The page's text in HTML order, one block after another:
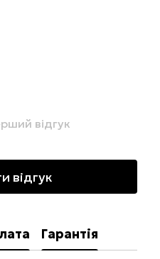
відгук
відгук
Гарантія